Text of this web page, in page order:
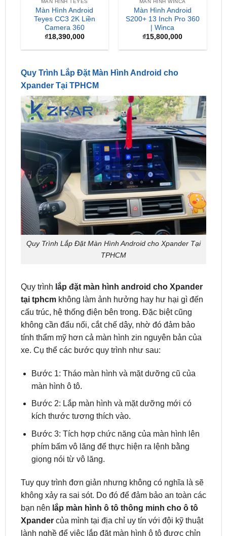
₫18,390,000
₫15,800,000
Quy Trình Lắp Đặt Màn Hình Android cho Xpander Tại
lắp đặt màn hình android cho Xpander
cấu trúc, hệ thống điện bên trong. Đặc biệt cũng
không cần đấu nối, cắt chế dây, nhờ đó đảm bảo
tính thẩm mỹ hơn cả màn hình zin nguyên bản của
xe. Cụ thể các bước quy trình như sau:
Bước 1: Tháo màn hình và mặt dưỡng cũ của
Bước 2: Lắp màn hình và mặt dưỡng mới có
kích thước tương thích vào.
Bước 3: Tích hợp chức năng của màn hình lên
phím bấm vô lăng để thực hiện ra lệnh bằng
giọng nói từ vô lăng.
Tuy quy trình đơn giản nhưng không có nghĩa là sẽ
bạn nênlắp màn hình ô tô thông minh cho ô tô
Xpandercủa mình tại địa chỉ uy tín với đội kỹ thuật
lành nghề để việc lắp đặt màn hình ô tô được chỉn
chu và đúng kỹ thuật.